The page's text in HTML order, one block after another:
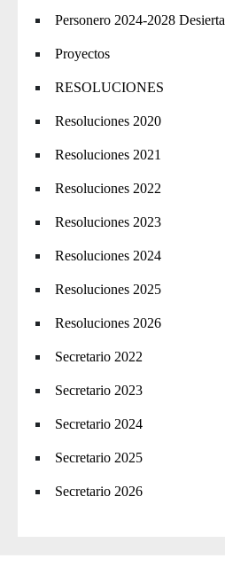
Personero 2024-2028 Desierta
Proyectos
RESOLUCIONES
Resoluciones 2020
Resoluciones 2021
Resoluciones 2022
Resoluciones 2023
Resoluciones 2024
Resoluciones 2025
Resoluciones 2026
Secretario 2022
Secretario 2023
Secretario 2024
Secretario 2025
Secretario 2026